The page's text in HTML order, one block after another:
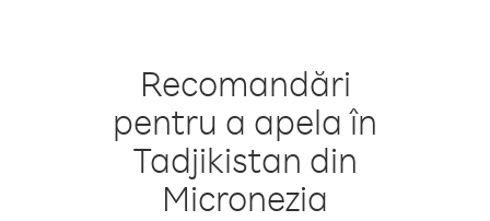
Recomandări
pentru a apela în
Tadjikistan din
Micronezia